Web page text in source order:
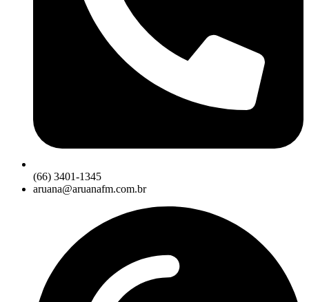
(66) 3401-1345
aruana@aruanafm.com.br